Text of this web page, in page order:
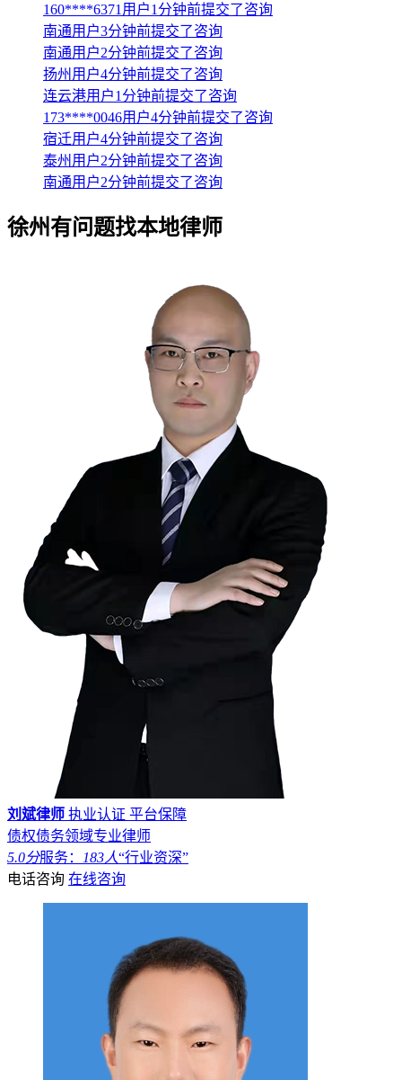
160****6371用户1分钟前提交了咨询
南通用户3分钟前提交了咨询
南通用户2分钟前提交了咨询
扬州用户4分钟前提交了咨询
连云港用户1分钟前提交了咨询
173****0046用户4分钟前提交了咨询
宿迁用户4分钟前提交了咨询
泰州用户2分钟前提交了咨询
南通用户2分钟前提交了咨询
徐州有问题找本地律师
刘斌律师 执业认证 平台保障
债权债务领域专业律师
5.0分服务： 183人“行业资深”
电话咨询 在线咨询